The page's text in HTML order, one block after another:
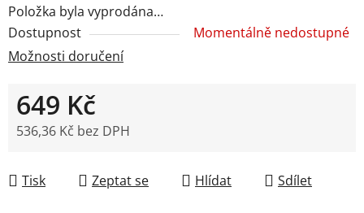
Položka byla vyprodána…
Dostupnost
Momentálně nedostupné
Možnosti doručení
649 Kč
536,36 Kč bez DPH
Tisk
Zeptat se Hlídat Sdílet